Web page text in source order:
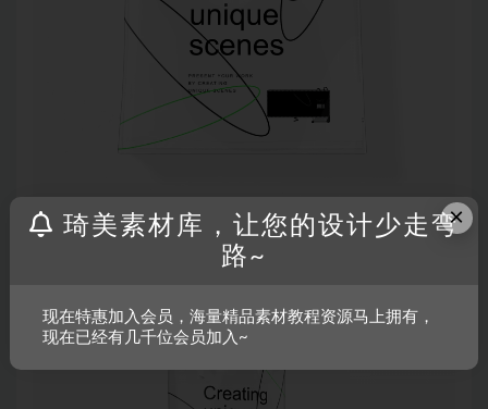
×
琦美素材库，让您的设计少走弯
路~
现在特惠加入会员，海量精品素材教程资源马上拥有，
现在已经有几千位会员加入~